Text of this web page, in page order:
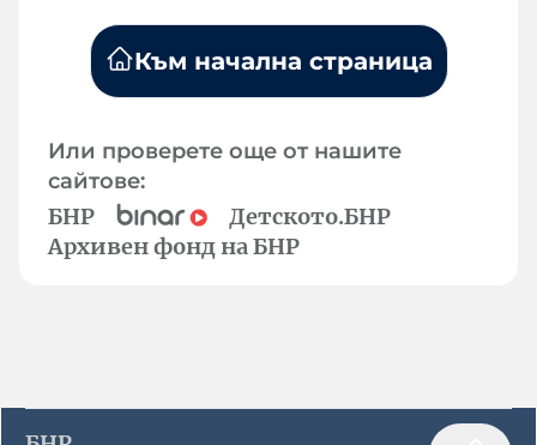
Към начална страница
Или проверете още от нашите
сайтове:
БНР
Детското.БНР
Архивен фонд на БНР